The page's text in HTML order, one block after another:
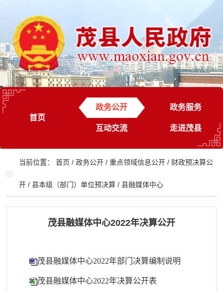
首页
政务公开 政务服务
互动交流 走进茂县
当前位置：首页 /政务公开 /重点领域信息公开 / 财政预决算公
开 /县本级（部门）单位预决算 /县融媒体中心
茂县融媒体中心2022年决算公开
茂县融媒体中心2022年部门决算编制说明
茂县融媒体中心2022年决算公开表